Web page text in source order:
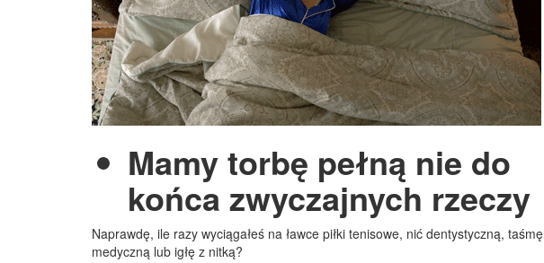
Mamy torbę pełną nie do
końca zwyczajnych rzeczy
Naprawdę, ile razy wyciągałeś na ławce piłki tenisowe, nić dentystyczną, taśmę
medyczną lub igłę z nitką?